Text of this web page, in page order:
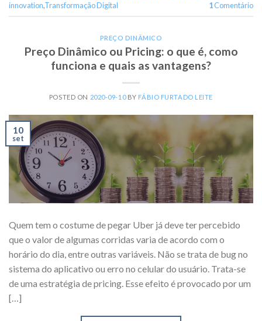
innovation,Transformação Digital 1Comentário
PREÇO DINÂMICO
Preço Dinâmico ou Pricing: o que é, como
funciona e quais as vantagens?
POSTED ON 2020-09-10BY FÁBIO FURTADO LEITE
10
set
Quem tem o costume de pegar Uber já deve ter percebido
que o valor de algumas corridas varia de acordo com o
horário do dia, entre outras variáveis. Não se trata de bug no
sistema do aplicativo ou erro no celular do usuário. Trata-se
de uma estratégia de pricing. Esse efeito é provocado por um
[…]